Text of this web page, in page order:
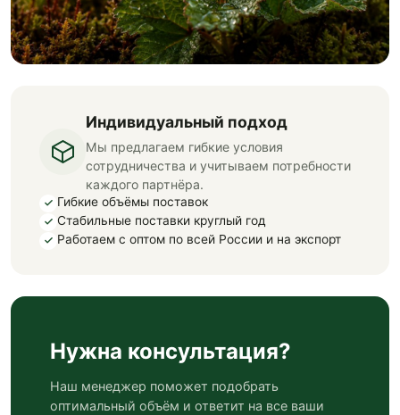
Индивидуальный подход
Мы предлагаем гибкие условия
сотрудничества и учитываем потребности
каждого партнёра.
Гибкие объёмы поставок
Стабильные поставки круглый год
Работаем с оптом по всей России и на экспорт
Нужна консультация?
Наш менеджер поможет подобрать
оптимальный объём и ответит на все ваши